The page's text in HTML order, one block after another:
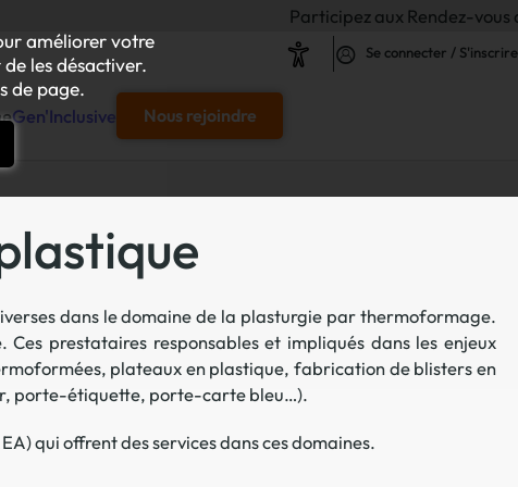
améliorer votre
les désactiver.
de page.
Participez aux Rendez-vous de
Se connecter / S'inscrire
& responsables"
pour chaque projet d'achat
mobiliser autour de vos achats inclusifs
Gen'Inclusive Nous rejoindre
dans le domaine de la plasturgie par thermoformage.
prestataires responsables et impliqués dans les enjeux
plateaux en plastique, fabrication de blisters en
porte-étiquette, porte-carte bleu…).
qui offrent des services dans ces domaines.